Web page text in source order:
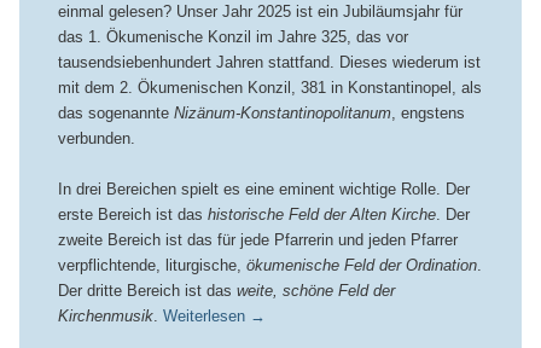
einmal gelesen? Unser Jahr 2025 ist ein Jubiläumsjahr für
das 1. Ökumenische Konzil im Jahre 325, das vor
tausendsiebenhundert Jahren stattfand. Dieses wiederum ist
mit dem 2. Ökumenischen Konzil, 381 in Konstantinopel, als
das sogenannte Nizänum-Konstantinopolitanum, engstens
verbunden.
In drei Bereichen spielt es eine eminent wichtige Rolle. Der
erste Bereich ist das historische Feld der Alten Kirche. Der
zweite Bereich ist das für jede Pfarrerin und jeden Pfarrer
verpflichtende, liturgische, ökumenische Feld der Ordination.
Der dritte Bereich ist das weite, schöne Feld der
Kirchenmusik. Weiterlesen →